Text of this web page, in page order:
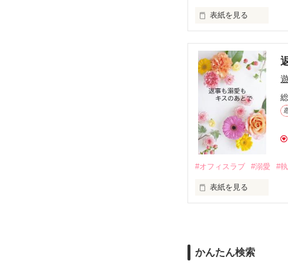
さらに、美桜が初めて
甘やかしてくる。
そんなある日、哲平は
遭っていることを知
美桜を守るため、哲
夏木美桜(なつきみお)
✕
鳴海哲平 (なるみてっ
止まっていたはずの二
表紙を見る
帰国後、美桜は新し
も関わらず、一族を
人だったのだ――！
なぜか恭司から飼い
#オフィスラブ #溺愛 #
表紙を見る
雪瀬鷹哉（29）が『
かんたん検索